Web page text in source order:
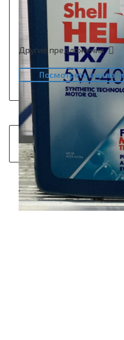
Другие предложения
Посмотреть аналоги